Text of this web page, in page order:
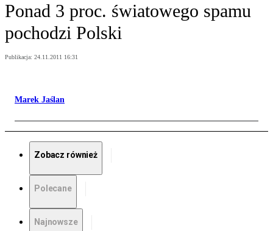
Ponad 3 proc. światowego spamu
pochodzi Polski
Publikacja: 24.11.2011 16:31
Marek Jaślan
Zobacz również
Polecane
Najnowsze